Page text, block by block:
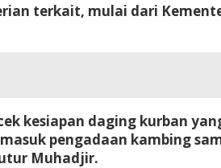
terkait, mulai dari
kesiapan daging kurban
pengadaan kambing
Muhadjir.